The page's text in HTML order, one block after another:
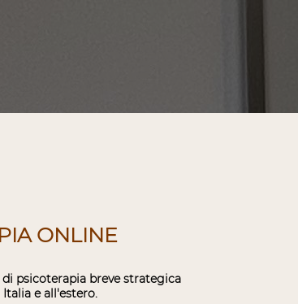
ONLINE
psicoterapia breve strategica
e all'estero.